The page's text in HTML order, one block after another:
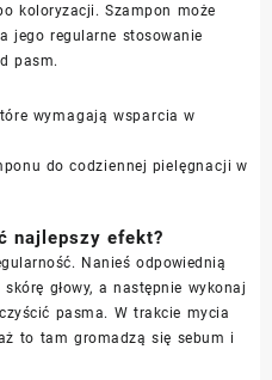
koloryzacji. Szampon może
jego regularne stosowanie
pasm.
wymagają wsparcia w
do codziennej pielęgnacji w
najlepszy efekt?
Nanieś odpowiednią
głowy, a następnie wykonaj
pasma. W trakcie mycia
to tam gromadzą się sebum i